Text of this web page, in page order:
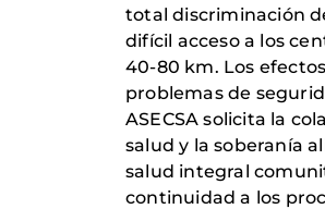
total discriminación
difícil acceso a los
40-80 km. Los
problemas de
ASECSA solicita la
salud y la soberanía
salud integral
continuidad a los